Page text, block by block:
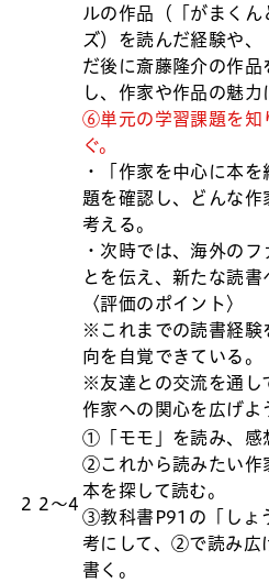
ルの作品（「がまく
ズ）を読んだ経験や
だ後に斎藤隆介の作
し、作家や作品の魅力
⑥単元の学習課題を知
ぐ。
・「作家を中心に本
題を確認し、どんな作
考える。
・次時では、海外の
とを伝え、新たな読書
〈評価のポイント〉
※これまでの読書経験
向を自覚できている。
※友達との交流を通し
作家への関心を広げよ
2 2～4
①「モモ」を読み、感
②これから読みたい作
本を探して読む。
③教科書P91の「しょ
考にして、②で読み広
書く。